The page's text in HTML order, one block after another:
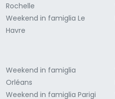
Rochelle
Weekend in famiglia Le
Havre
Weekend in famiglia
Orléans
Weekend in famiglia Parigi